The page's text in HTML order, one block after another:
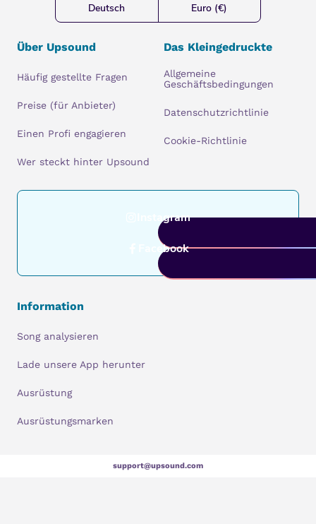
Deutsch Euro (€)
Über Upsound
Häufig gestellte Fragen
Preise (für Anbieter)
Einen Profi engagieren
Wer steckt hinter Upsound
Das Kleingedruckte
Allgemeine
Geschäftsbedingungen
Datenschutzrichtlinie
Cookie-Richtlinie
Instagram
Facebook
Information
Song analysieren
Lade unsere App herunter
Ausrüstung
Ausrüstungsmarken
support@upsound.com